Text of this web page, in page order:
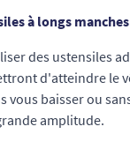
à longs manches
des ustensiles
d'atteindre le
vous baisser ou
amplitude.